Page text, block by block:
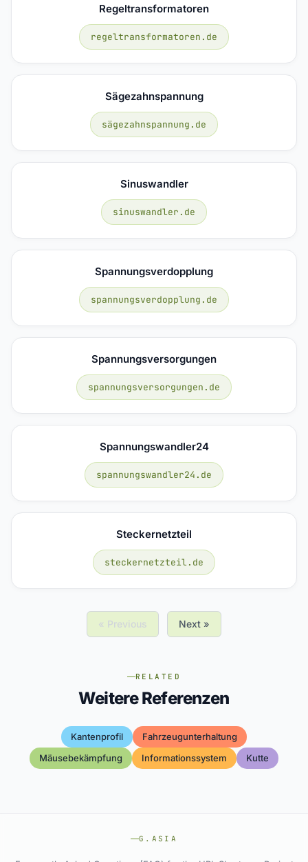
Regeltransformatoren
regeltransformatoren.de
Sägezahnspannung
sägezahnspannung.de
Sinuswandler
sinuswandler.de
Spannungsverdopplung
spannungsverdopplung.de
Spannungsversorgungen
spannungsversorgungen.de
Spannungswandler24
spannungswandler24.de
Steckernetzteil
steckernetzteil.de
« Previous Next »
RELATED
Weitere Referenzen
Kantenprofil
Fahrzeugunterhaltung
Mäusebekämpfung
Informationssystem Kutte
G.ASIA